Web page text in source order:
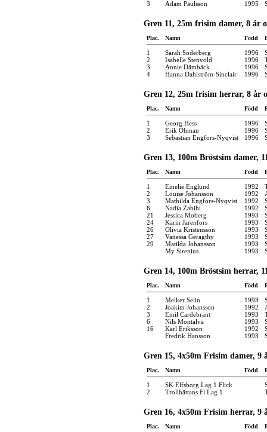
3
Adam Paulsson 1995
Gren 11, 25m frisim damer, 8 år
Plac. Namn Född
1 Sarah Söderberg 1996
2
Isabelle Stenvold 1996
3
Annie Dämbäck 1996
4
Hanna Dahlström-Sinclair 1996
Gren 12, 25m frisim herrar, 8 år
Plac. Namn Född
1 Georg Hess 1996
2
Erik Öhman 1996
3
Sebastian Engfors-Nyqvist 1996
Gren 13, 100m Bröstsim damer,
Plac. Namn Född
1 Emelie Englund 1992
2
Louise Johansson 1992
3
Mathilda Engfors-Nyqvist 1992
6
Nadia Zabihi 1992
21
Jessica Moberg 1993
24
Karin Jarenfors 1993
26
Olivia Kristensson 1993
27
Vanessa Geragthy 1993
29
Matilda Johansson 1993
My Sirenius
1993
Gren 14, 100m Bröstsim herrar,
Plac. Namn Född
1 Melker Selin 1993
2
Joakim Johansson 1992
3
Emil Cardebrant 1993
6
Nils Montalva 1993
16
Karl Eriksson 1992
Fredrik Hansson
1993
Gren 15, 4x50m Frisim damer, 9
Plac. Namn Född
1 SK Elfsborg Lag 1 Flick
2
Trollhättans Fl Lag 1
Gren 16, 4x50m Frisim herrar, 9
Plac. Namn Född